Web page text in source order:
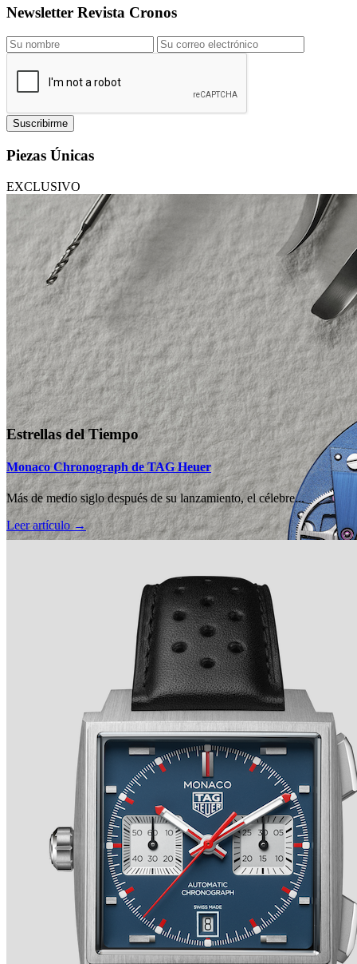
Newsletter Revista Cronos
Suscribirme
Piezas Únicas
EXCLUSIVO
TRADITION SECONDE RÉTROGRADE 7037 de
Estrellas del Tiempo
Monaco Chronograph de TAG Heuer
Más de medio siglo después de su lanzamiento, el célebre...
Leer artículo →